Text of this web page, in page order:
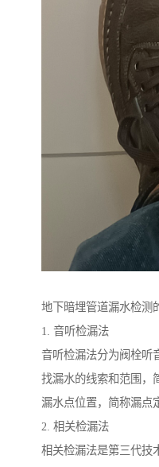
地下暗埋管道漏水检测
1. 音听检漏法
音听检漏法分为阀栓听
找漏水的线索和范围，
漏水点位置，简称漏点
2. 相关检漏法
相关检漏法是第三代技